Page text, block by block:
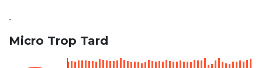
.
Micro Trop Tard